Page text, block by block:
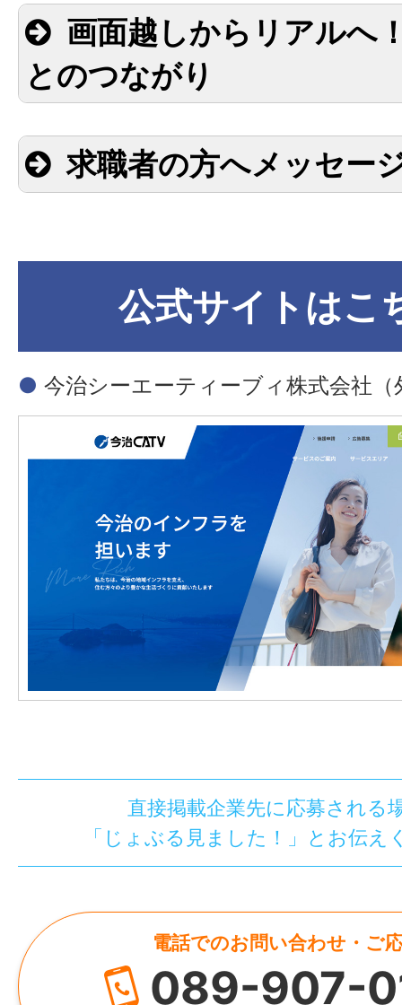
画面越しからリアルへ
とのつながり
求職者の方へメッセー
公式サイトはこ
● 今治シーエーティーブィ株式会社
直接掲載企業先に応募される
「じょぶる見ました！」とお伝え
電話でのお問い合わせ・ご
089-907-